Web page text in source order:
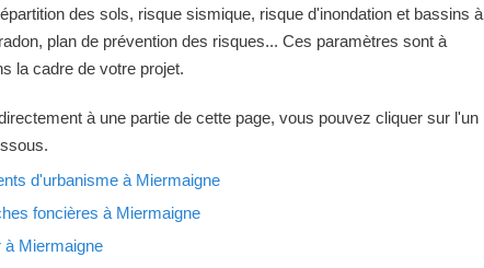
des sols, risque sismique, risque d'inondation et bassins à
plan de prévention des risques... Ces paramètres sont à
la cadre de votre projet.
à une partie de cette page, vous pouvez cliquer sur l'un
d'urbanisme à Miermaigne
foncières à Miermaigne
à Miermaigne